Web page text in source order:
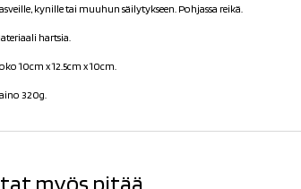
kynille tai muuhun säilytykseen. Pohjassa reikä.
hartsia.
10cm x 12.5cm x 10cm.
320g.
myös pitää...